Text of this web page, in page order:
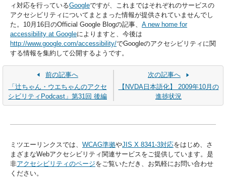
ィ対応を行っているGoogleですが、これまではそれぞれのサービスの
アクセシビリティについてまとまった情報が提供されていませんでし
た。10月16日のOfficial Google Blogの記事、 A new home for
accessibility at Googleによりますと、今後は
http://www.google.com/accessibility/でGoogleのアクセシビリティに関
する情報を集約して公開するようです。
前の記事へ
「辻ちゃん・ウエちゃんのアクセ
シビリティPodcast」第31回 後編
次の記事へ
【NVDA日本語化】 2009年10月の
進捗状況
ミツエーリンクスでは、 WCAG準拠やJIS X 8341-3対応をはじめ、さ
まざまなWebアクセシビリティ関連サービスをご提供しています。是
非アクセシビリティのページをご覧いただき、お気軽にお問い合わせ
ください。